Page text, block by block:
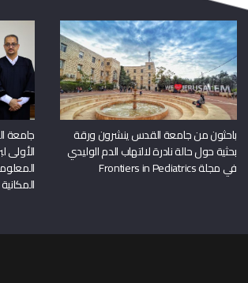
باحثون من جامعة القدس ينشرون ورقة
بحثية حول حالة نادرة لالتهاب الدم الوليدي
في مجلة Frontiers in Pediatrics
جامعة
الأولى